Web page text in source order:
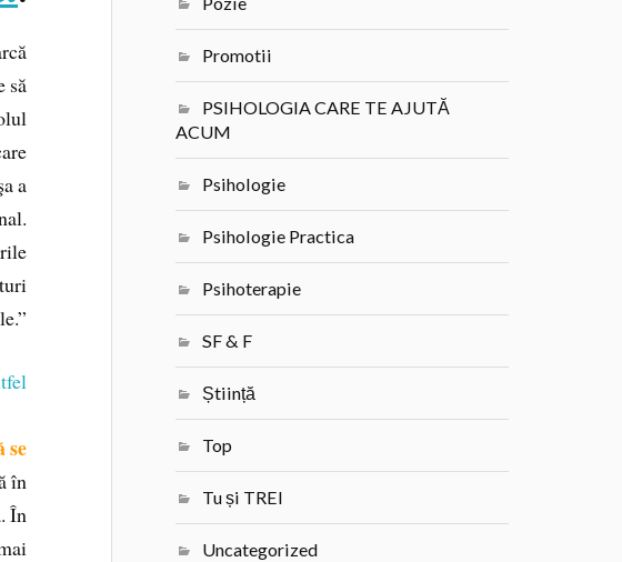
să
a
se
în
În
Promotii
PSIHOLOGIA CARE TE AJUTĂ
ACUM
Psihologie
Psihologie Practica
Psihoterapie
SF & F
Știință
Top
Tu și TREI
Uncategorized